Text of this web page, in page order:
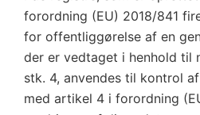
forordning (EU) 2018/841
for offentliggørelse af en
der er vedtaget i henhold
stk. 4, anvendes til kontrol
med artikel 4 i forordning